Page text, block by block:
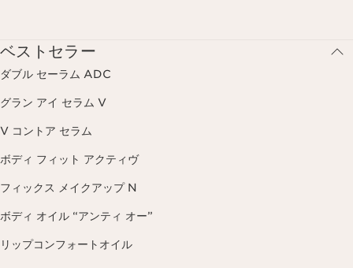
ベストセラー
ダブル セーラム ADC
グラン アイ セラム V
V コントア セラム
ボディ フィット アクティヴ
フィックス メイクアップ N
ボディ オイル “アンティ オー”
リップコンフォートオイル